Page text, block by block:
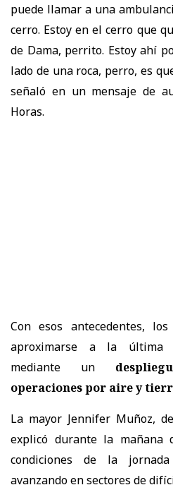
puede llamar a una
cerro. Estoy en el cerro que
de Dama, perrito. Estoy ahí
lado de una roca, perro, es
señaló en un mensaje de
Horas.
Con esos antecedentes,
aproximarse a la última
mediante un
operaciones por aire y
La mayor Jennifer Muñoz,
explicó durante la mañana
condiciones de la
avanzando en sectores de